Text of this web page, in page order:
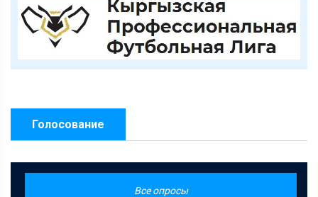
Голосование
Все опросы